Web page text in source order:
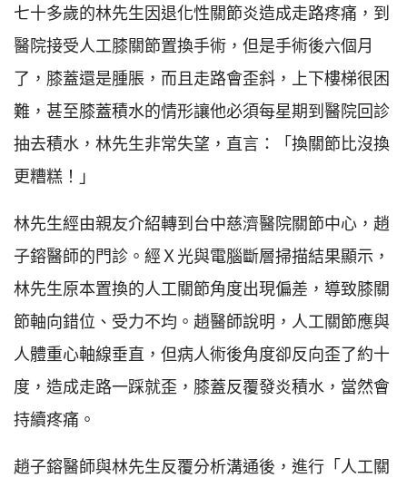
七十多歲的林先生因退化性關節炎造成走路疼痛，到
醫院接受人工膝關節置換手術，但是手術後六個月
了，膝蓋還是腫脹，而且走路會歪斜，上下樓梯很困
難，甚至膝蓋積水的情形讓他必須每星期到醫院回診
抽去積水，林先生非常失望，直言：「換關節比沒換
更糟糕！」
林先生經由親友介紹轉到台中慈濟醫院關節中心，趙
子鎔醫師的門診。經Ｘ光與電腦斷層掃描結果顯示，
林先生原本置換的人工關節角度出現偏差，導致膝關
節軸向錯位、受力不均。趙醫師說明，人工關節應與
人體重心軸線垂直，但病人術後角度卻反向歪了約十
度，造成走路一踩就歪，膝蓋反覆發炎積水，當然會
持續疼痛。
趙子鎔醫師與林先生反覆分析溝通後，進行「人工關